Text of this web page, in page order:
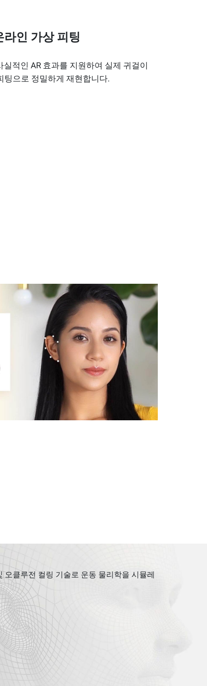
라인 가상 피팅
적인 AR 효과를 지원하여 실제 귀걸이
팅으로 정밀하게 재현합니다.
클루전 컬링 기술로 운동 물리학을 시뮬레